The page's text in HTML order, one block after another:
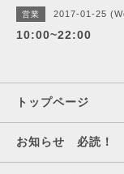
営業 2017-01-25
10:00~22:00
トップページ
お知らせ 必読！